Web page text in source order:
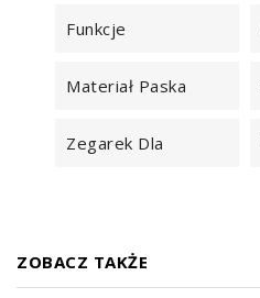
Funkcje
Materiał Paska
Zegarek Dla
ZOBACZ TAKŻE